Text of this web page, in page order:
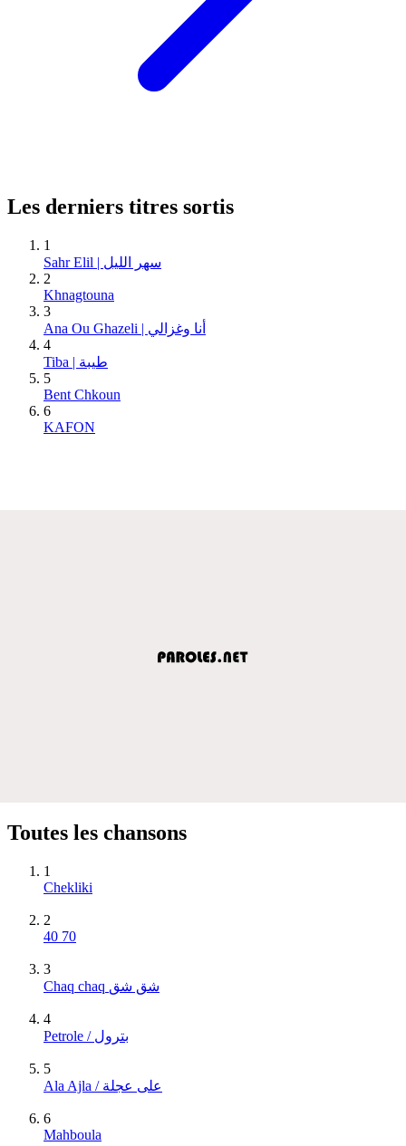
Les derniers titres sortis
1
Sahr Elil | سهر الليل
2
Khnagtouna
3
Ana Ou Ghazeli | أنا وغزالي
4
Tiba | طيبة
5
Bent Chkoun
6
KAFON
Toutes les chansons
1
Chekliki
2
40 70
3
Chaq chaq شق شق
4
Petrole / بترول
5
Ala Ajla / على عجلة
6
Mahboula